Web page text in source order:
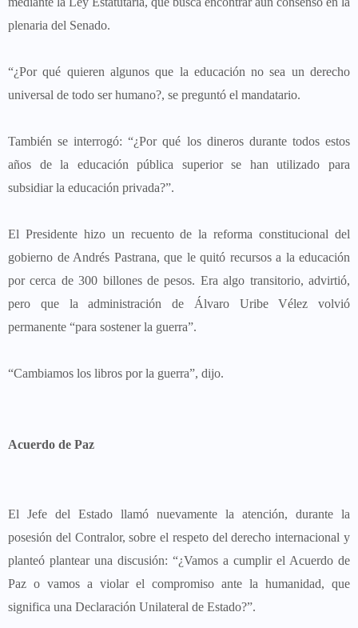
plenaria del Senado.
“¿Por qué quieren algunos que la educación no sea un derecho
universal de todo ser humano?, se preguntó el mandatario.
También se interrogó: “¿Por qué los dineros durante todos estos
años de la educación pública superior se han utilizado para
subsidiar la educación privada?”.
El Presidente hizo un recuento de la reforma constitucional del
gobierno de Andrés Pastrana, que le quitó recursos a la educación
por cerca de 300 billones de pesos. Era algo transitorio, advirtió,
pero que la administración de Álvaro Uribe Vélez volvió
permanente “para sostener la guerra”.
“Cambiamos los libros por la guerra”, dijo.
Acuerdo de Paz
El Jefe del Estado llamó nuevamente la atención, durante la
posesión del Contralor, sobre el respeto del derecho internacional y
planteó plantear una discusión: “¿Vamos a cumplir el Acuerdo de
Paz o vamos a violar el compromiso ante la humanidad, que
significa una Declaración Unilateral de Estado?”.